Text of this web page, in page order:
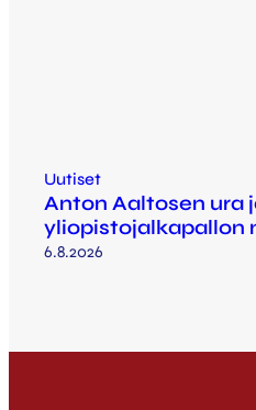
Uutiset
Anton Aaltosen ura
yliopistojalkapallon
6.8.2026